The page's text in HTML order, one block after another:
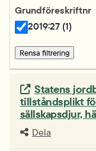
Grundföreskriftnr
2019:27 (1)
Rensa filtrering
Extern länk.
Statens
tillståndsplikt
sällskapsdjur,
Dela